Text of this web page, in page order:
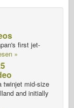
first jet-
»
twinjet mid-size
and initially